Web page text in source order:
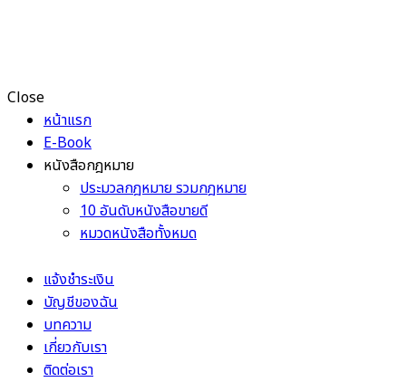
Close
หน้าแรก
E-Book
หนังสือกฎหมาย
ประมวลกฎหมาย รวมกฎหมาย
10 อันดับหนังสือขายดี
หมวดหนังสือทั้งหมด
แจ้งชำระเงิน
บัญชีของฉัน
บทความ
เกี่ยวกับเรา
ติดต่อเรา